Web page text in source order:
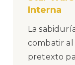
Interna
La
combatir al
pretexto